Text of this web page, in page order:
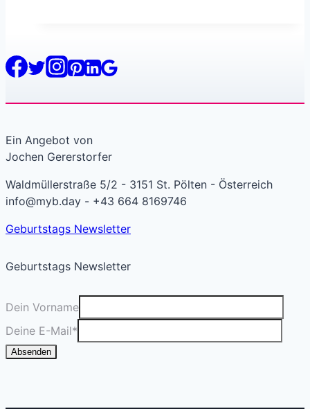
Ein Angebot von
Jochen Gererstorfer
Waldmüllerstraße 5/2 - 3151 St. Pölten - Österreich
info@myb.day - +43 664 8169746
Geburtstags Newsletter
Geburtstags Newsletter
Dein Vorname
Deine E-Mail*
Absenden